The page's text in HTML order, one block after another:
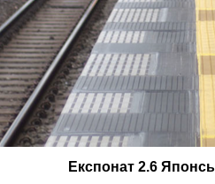
Експонат 2.6